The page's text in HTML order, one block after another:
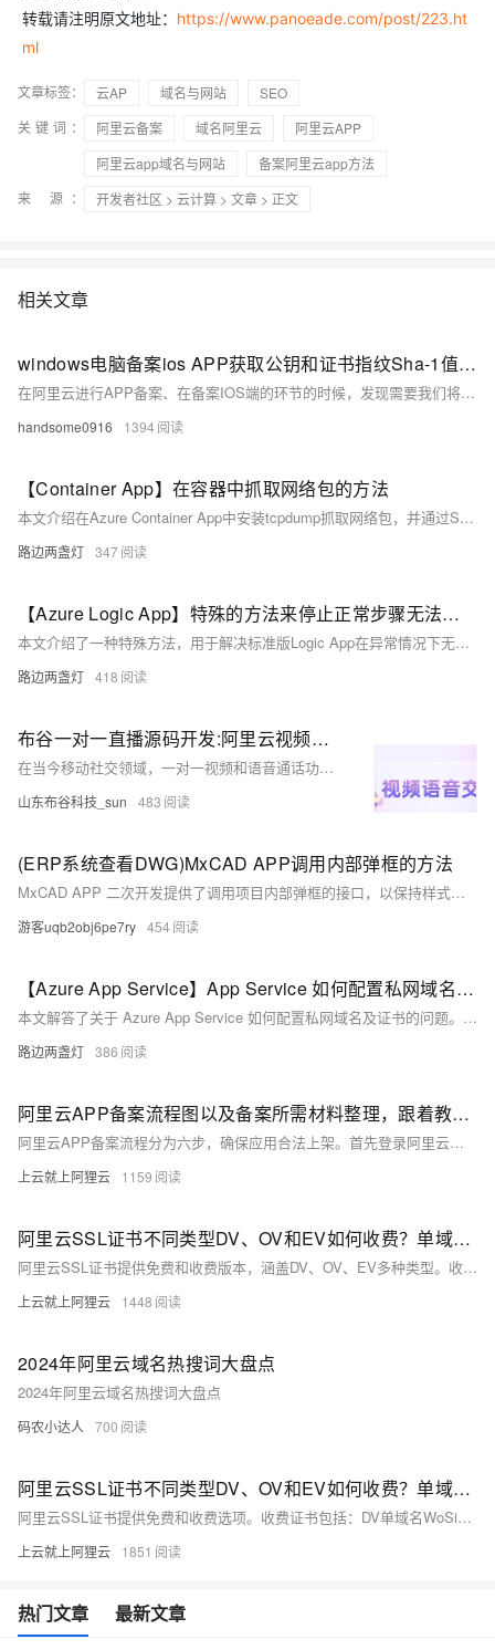
转载请注明原文地址： https://www.panoeade.com/post/223.ht
ml
文章标签： 云AP 域名与网站
SEO
关键词：
阿里云备案 域名阿里云
阿里云APP
阿里云app域名与网站
备案阿里云app方法
来 源：
开发者社区 > 云计算 > 文章 > 正文
相关文章
windows电脑备案ios APP获取公钥和证书指纹Sha-1值的方法
在阿里云进行APP备案、在备案IOS端的环节的时候，发现需要我们将p12证书安装在电脑上，再用xcode或或钥匙串访问来获取这个证书的公钥和sha-1值。 但是大部分开发uniapp应用的同学们，或者进行发布的运维人员的电脑都是windows，无法按照阿里云的教程来获取ios的公钥和sha-1。备案就被卡主了。 这里介绍下另一个方法，就是使用香蕉云编来在线上传证书获取。如下图所示，打开香蕉云编后，找到下图这个功能
handsome0916 1394
【Container App】在容器中抓取网络包的方法
本文介绍在Azure Container App中安装tcpdump抓取网络包，并通过Storage Account上传抓包文件的方法。内容包括使用curl和nc测试外部接口连通性、长Ping端口、安装tcpdump、抓取网络包、以及通过crul命令上传文件至Azure Storage。适用于需要分析网络请求和排查网络问题的场景。
路边两盏灯 347
【Azure Logic App】特殊的方法来停止正常步骤无法停止的Workflow Job
本文介绍了一种特殊方法，用于解决标准版Logic App在异常情况下无法正常停止的问题。当点击Cancel按钮报错“WorkflowRunCanNotBeCancelled”时，可通过以下步骤解决：进入Logic App的Kudu页面，定位到`C:\home\site\wwwroot`目录下的`host.json`文件，添加`Jobs.SuspendedJobPartition`和`Jobs.CleanupJobPartition`参数，并以大写格式设置值为`&quot;&lt;WORKFLOWID&gt;:2D&lt;RUNID&gt;&quot;`。调整后可成功停止异常Job
路边两盏灯 418
布谷一对一直播源码开发:阿里云视频语音通话社交交友App的必备功能
在当今移动社交领域，一对一视频和语音通话功能已成为用户期待的基础配置。从熟人社交到陌生人交友，从专业咨询到情感陪伴，实时音视频互动能力直接决定了社交App的用户留存和市场竞争力。山东布谷科技将深入探讨一对一直播源码开发高质量一对一视频和语音通话功能的关键要素和技术实现方案。
山东布谷科技_sun 483
(ERP系统查看DWG)MxCAD APP调用内部弹框的方法
MxCAD APP 二次开发提供了调用项目内部弹框的接口，以保持样式统一。用户需创建 `test_dialog` 文件夹并依次创建 `dialog.ts`、`dialog.vue` 和 `index.ts` 文件来注册、构建和渲染弹框。通过 `useDialogIsShow` 钩子函数控制弹框显示，并可在方法中直接调用 `dialog.showDialog()` 来控制弹框显隐。此外，还支持监听确认或取消事件获取数据，以及通过配置 `vite.config.ts` 解决样式冲突问题。最终在 `src/index.ts` 中引入相关文件即可实现弹框功能。
游客uqb2obj6pe7ry 454
【Azure App Service】App Service 如何配置私网域名以及证书呢？
本文解答了关于 Azure App Service 如何配置私网域名及证书的问题。App Service 不支持私网域名，自定义域名需配置在公共 DNS 服务器上。文章引用官方文档详细说明了映射自定义 DNS 的步骤，并附带参考资料链接，帮助用户深入了解相关配置方法。
路边两盏灯 386
阿里云APP备案流程图以及备案所需材料整理，跟着教程一步步操作
阿里云APP备案流程分为六步，确保应用合法上架。首先登录阿里云账号填写APP信息，提交后等待阿里云初审。初审通过后进行工信部短信核验，随后由管局审核。审核通过后，APP即可获得备案号并正式上架分发平台。整个过程需仔细填写主办者及APP详细信息，确保所有资料准确无误。阿小云详细分享了这一流程，帮助开发者顺利完成备案。
上云就上阿狸云 1159
阿里云SSL证书不同类型DV、OV和EV如何收费？单域名和通配符SSL价格整理
阿里云SSL证书提供免费和收费版本，涵盖DV、OV、EV多种类型。收费证书品牌包括DigiCert、GlobalSign等，价格从238元/年起。免费SSL证书由Digicert提供，单域名有效3个月，每个实名主体每年可领取20个。具体价格和详情见阿里云SSL官方页面。
上云就上阿狸云 1448
2024年阿里云域名热搜词大盘点
2024年阿里云域名热搜词大盘点
码农小达人 700
阿里云SSL证书不同类型DV、OV和EV如何收费？单域名和通配符SSL价格整理
阿里云SSL证书提供免费和收费选项。收费证书包括：DV单域名WoSign 238元/年，DigiCert通配符DV 1500元/年，GlobalSign OV企业型1864元/年等。免费SSL证书由Digicert提供，有效期3个月，每年可领取20个单域名证书。更多详情及价格表请参考阿里云官方页面。
上云就上阿狸云 1851
热门文章 最新文章